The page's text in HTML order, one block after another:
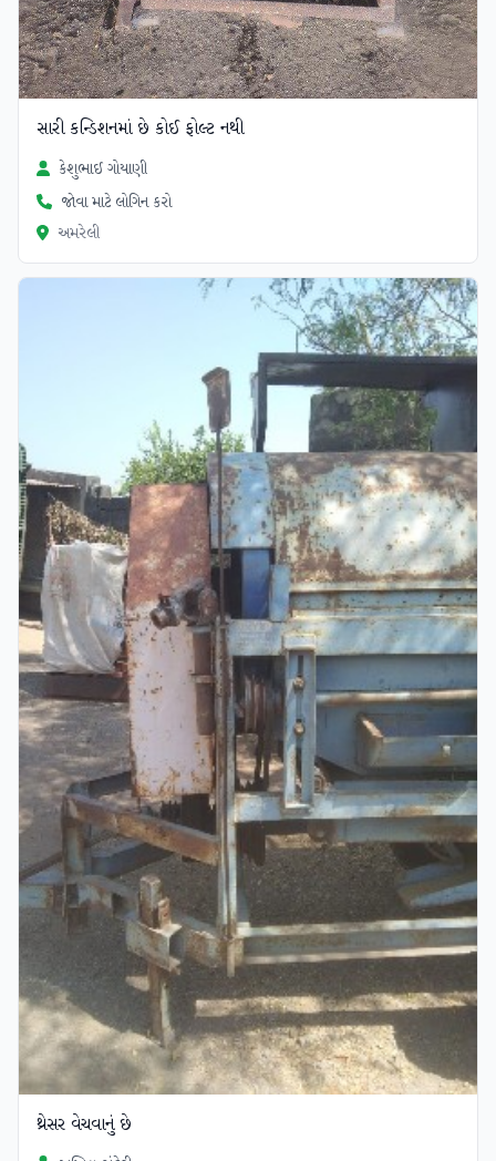
સારી કન્ડિશનમાં છે કોઈ ફોલ્ટ નથી
કેશુભાઈ ગોયાણી
જોવા માટે લોગિન કરો
અમરેલી
થ્રેસર વેચવાનું છે